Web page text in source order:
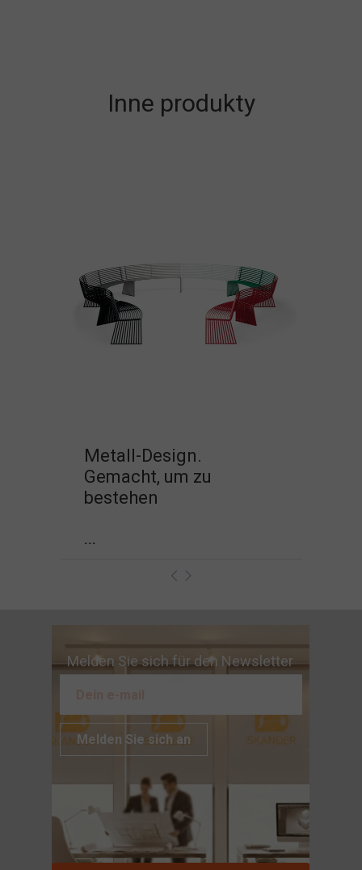
Inne produkty
Metall-Design.
Gemacht, um zu
bestehen
...
Melden Sie sich für den Newsletter
an
Melden Sie sich an